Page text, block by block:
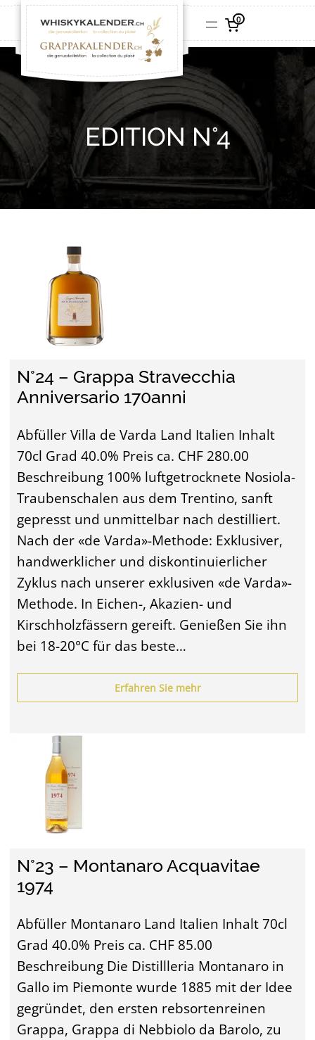
0
EDITION N°4
N°24 – Grappa Stravecchia
Anniversario 170anni
Abfüller Villa de Varda Land Italien Inhalt
70cl Grad 40.0% Preis ca. CHF 280.00
Beschreibung 100% luftgetrocknete Nosiola-
Traubenschalen aus dem Trentino, sanft
gepresst und unmittelbar nach destilliert.
Nach der «de Varda»-Methode: Exklusiver,
handwerklicher und diskontinuierlicher
Zyklus nach unserer exklusiven «de Varda»-
Methode. In Eichen-, Akazien- und
Kirschholzfässern gereift. Genießen Sie ihn
bei 18-20°C für das beste…
Erfahren Sie mehr
N°23 – Montanaro Acquavitae
1974
Abfüller Montanaro Land Italien Inhalt 70cl
Grad 40.0% Preis ca. CHF 85.00
Beschreibung Die Distillleria Montanaro in
Gallo im Piemonte wurde 1885 mit der Idee
gegründet, den ersten rebsortenreinen
Grappa, Grappa di Nebbiolo da Barolo, zu